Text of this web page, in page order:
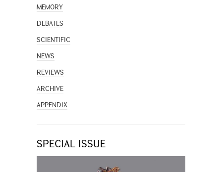
MEMORY
DEBATES
SCIENTIFIC
NEWS
REVIEWS
ARCHIVE
APPENDIX
SPECIAL ISSUE